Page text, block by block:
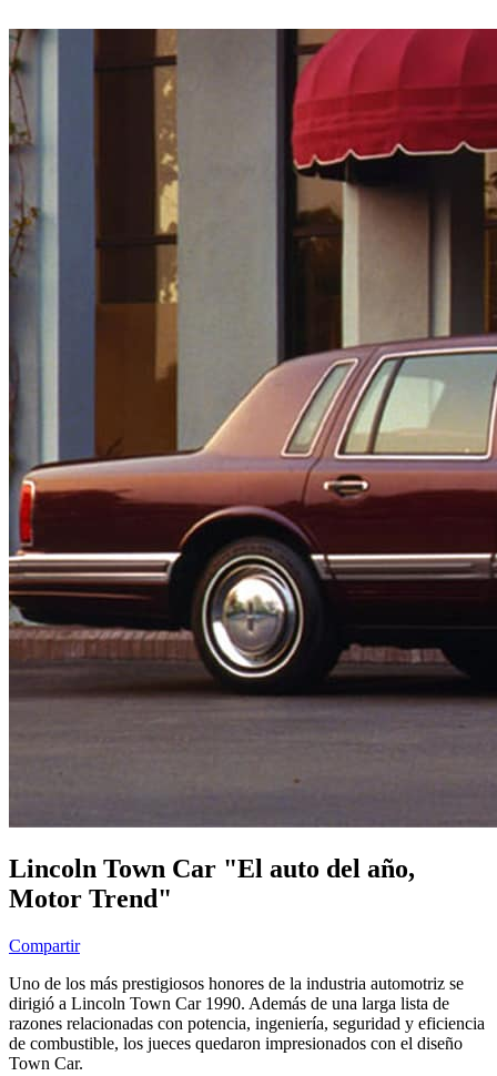
Lincoln Town Car "El auto del año,
Motor Trend"
Compartir
Uno de los más prestigiosos honores de la industria automotriz se
dirigió a Lincoln Town Car 1990. Además de una larga lista de
razones relacionadas con potencia, ingeniería, seguridad y eficiencia
de combustible, los jueces quedaron impresionados con el diseño
Town Car.